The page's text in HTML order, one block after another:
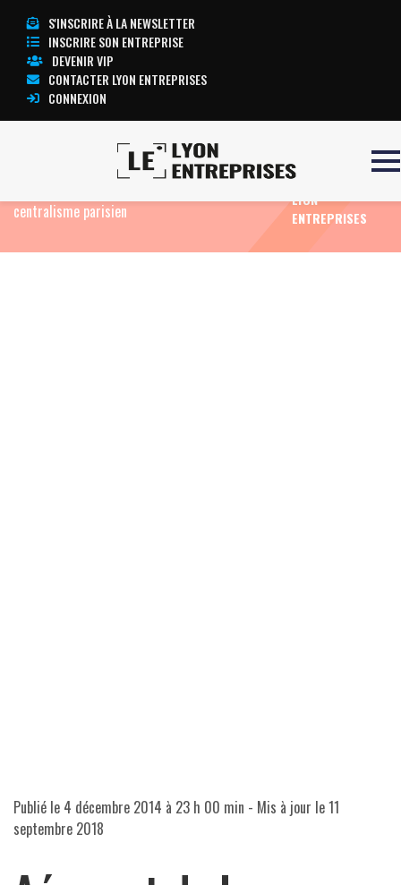
S'INSCRIRE À LA NEWSLETTER
INSCRIRE SON ENTREPRISE
DEVENIR VIP
CONTACTER LYON ENTREPRISES
CONNEXION
Aéroport de Lyon-Saint
centralisme parisien
TOUTE
L’ACTUALITÉ
LYON
ENTREPRISES
Publié le 4 décembre 2014 à 23 h 00 min - Mis à jour le11
septembre 2018